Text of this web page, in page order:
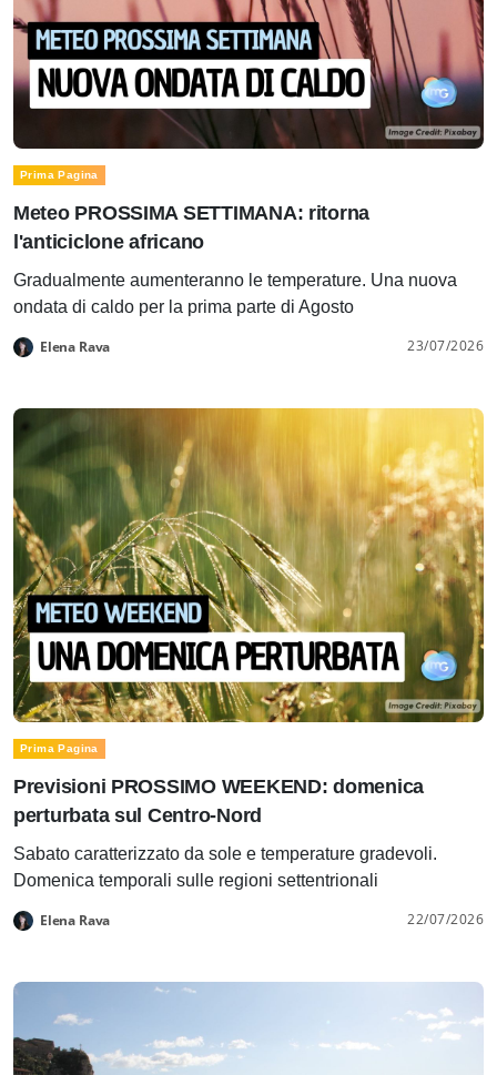
Prima Pagina
Meteo PROSSIMA SETTIMANA: ritorna
l'anticiclone africano
Gradualmente aumenteranno le temperature. Una nuova
ondata di caldo per la prima parte di Agosto
Elena Rava 23/07/2026
Prima Pagina
Previsioni PROSSIMO WEEKEND: domenica
perturbata sul Centro-Nord
Sabato caratterizzato da sole e temperature gradevoli.
Domenica temporali sulle regioni settentrionali
Elena Rava 22/07/2026